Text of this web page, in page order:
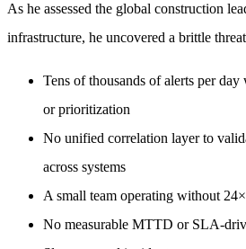
As he assessed the global construction
infrastructure, he uncovered a brittle
Tens of thousands of alerts per
or prioritization
No unified correlation layer to
across systems
A small team operating without
No measurable MTTD or SLA-